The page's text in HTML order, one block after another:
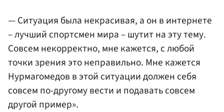
— Ситуация была некрасивая, а он в интернете
– лучший спортсмен мира – шутит на эту тему.
Совсем некорректно, мне кажется, с любой
точки зрения это неправильно. Мне кажется
Нурмагомедов в этой ситуации должен себя
совсем по-другому вести и подавать совсем
другой пример».